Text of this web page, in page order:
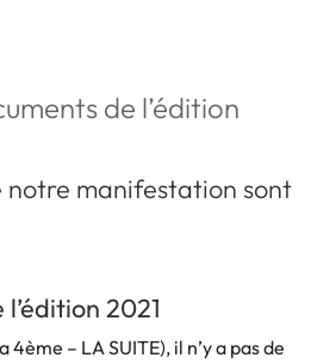
de l’édition
notre manifestation sont
2021
4ème – LA SUITE), il n’y a pas de